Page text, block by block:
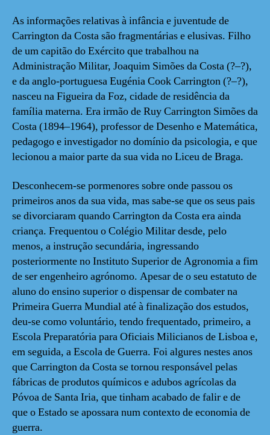
As informações relativas à infância e juventude de
Carrington da Costa são fragmentárias e elusivas. Filho
de um capitão do Exército que trabalhou na
Administração Militar, Joaquim Simões da Costa (?–?),
e da anglo-portuguesa Eugénia Cook Carrington (?–?),
nasceu na Figueira da Foz, cidade de residência da
família materna. Era irmão de Ruy Carrington Simões da
Costa (1894–1964), professor de Desenho e Matemática,
pedagogo e investigador no domínio da psicologia, e que
lecionou a maior parte da sua vida no Liceu de Braga.
Desconhecem-se pormenores sobre onde passou os
primeiros anos da sua vida, mas sabe-se que os seus pais
se divorciaram quando Carrington da Costa era ainda
criança. Frequentou o Colégio Militar desde, pelo
menos, a instrução secundária, ingressando
posteriormente no Instituto Superior de Agronomia a fim
de ser engenheiro agrónomo. Apesar de o seu estatuto de
aluno do ensino superior o dispensar de combater na
Primeira Guerra Mundial até à finalização dos estudos,
deu-se como voluntário, tendo frequentado, primeiro, a
Escola Preparatória para Oficiais Milicianos de Lisboa e,
em seguida, a Escola de Guerra. Foi algures nestes anos
que Carrington da Costa se tornou responsável pelas
fábricas de produtos químicos e adubos agrícolas da
Póvoa de Santa Iria, que tinham acabado de falir e de
que o Estado se apossara num contexto de economia de
guerra.